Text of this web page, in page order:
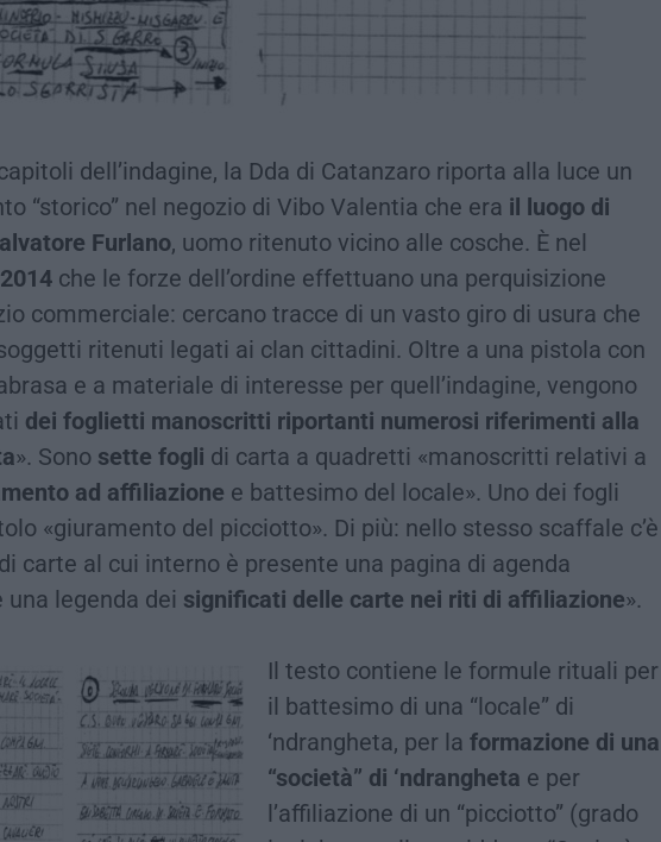
dell’indagine, la Dda di Catanzaro riporta alla luce un
“storico” nel negozio di Vibo Valentia che era il luogo di
Furlano, uomo ritenuto vicino alle cosche. È nel
che le forze dell’ordine effettuano una perquisizione
commerciale: cercano tracce di un vasto giro di usura che
ritenuti legati ai clan cittadini. Oltre a una pistola con
e a materiale di interesse per quell’indagine, vengono
dei foglietti manoscritti riportanti numerosi riferimenti alla
». Sono sette fogli di carta a quadretti «manoscritti relativi a
ad affiliazione e battesimo del locale». Uno dei fogli
«giuramento del picciotto». Di più: nello stesso scaffale c’è
carte al cui interno è presente una pagina di agenda
una legenda dei significati delle carte nei riti di affiliazione».
Il testo contiene le formule rituali per
il battesimo di una “locale” di
‘ndrangheta, per laformazione di una
“società” di ‘ndrangheta e per
l’affiliazione di un “picciotto” (grado